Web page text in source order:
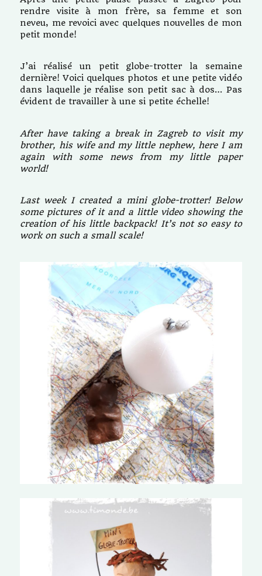
rendre visite à mon frère, sa femme et son
neveu, me revoici avec quelques nouvelles de mon
petit monde!
J’ai réalisé un petit globe-trotter la semaine
dernière! Voici quelques photos et une petite vidéo
dans laquelle je réalise son petit sac à dos… Pas
évident de travailler à une si petite échelle!
After have taking a break in Zagreb to visit my
brother, his wife and my little nephew, here I am
again with some news from my little paper
world!
Last week I created a mini globe-trotter! Below
some pictures of it and a little video showing the
creation of his little backpack! It’s not so easy to
work on such a small scale!